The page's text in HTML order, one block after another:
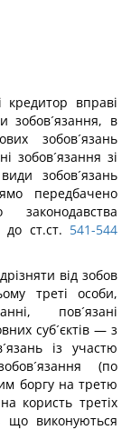
кредитор вправі
зобов´язання, в
зобов´язань
зобов´язання зі
зобов´язань
передбачено
ст.ст. 541-544
від зобов
треті особи,
пов´язані
суб´єктів — з
із участю
(по
боргу на третю
користь третіх
що виконуються